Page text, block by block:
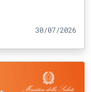
30/07/2026